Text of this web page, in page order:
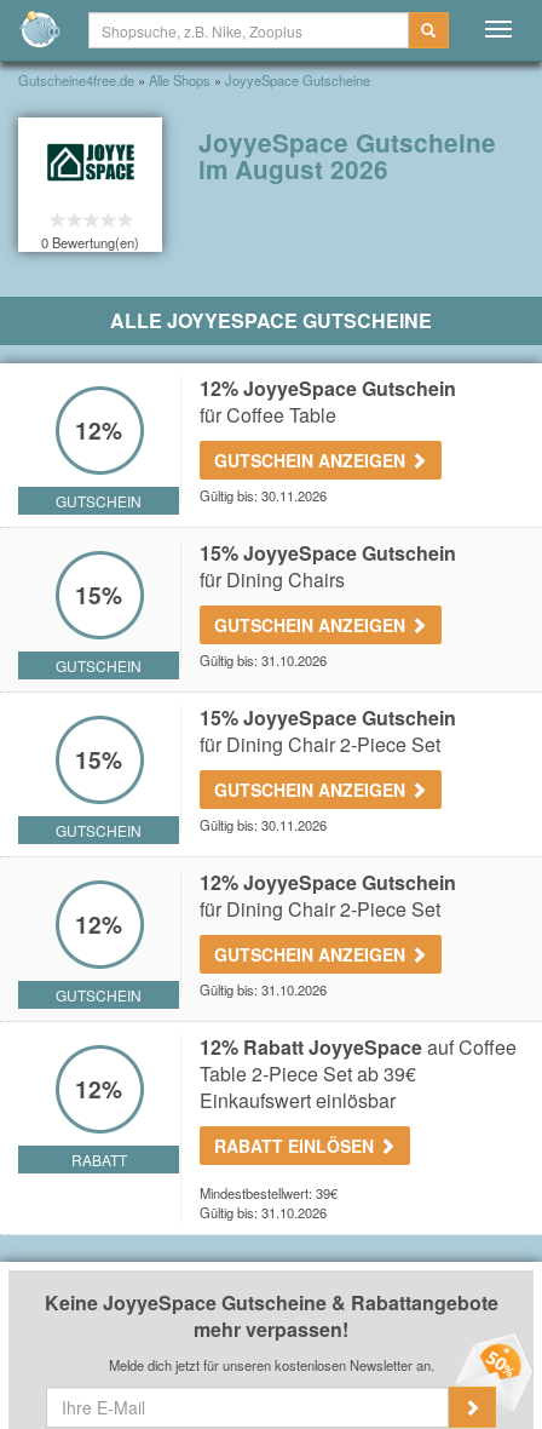
Gutscheine4free.de » Alle Shops » JoyyeSpace Gutscheine
0 Bewertung(en)
JoyyeSpace Gutscheine
im August 2026
ALLE JOYYESPACE GUTSCHEINE
12%
GUTSCHEIN
12% JoyyeSpace Gutschein
für Coffee Table
GUTSCHEIN ANZEIGEN
Gültig bis: 30.11.2026
15%
GUTSCHEIN
15% JoyyeSpace Gutschein
für Dining Chairs
GUTSCHEIN ANZEIGEN
Gültig bis: 31.10.2026
15%
GUTSCHEIN
15% JoyyeSpace Gutschein
für Dining Chair 2-Piece Set
GUTSCHEIN ANZEIGEN
Gültig bis: 30.11.2026
12%
GUTSCHEIN
12% JoyyeSpace Gutschein
für Dining Chair 2-Piece Set
GUTSCHEIN ANZEIGEN
Gültig bis: 31.10.2026
12%
RABATT
12% Rabatt JoyyeSpaceauf Coffee
Table 2-Piece Set ab 39€
Einkaufswert einlösbar
RABATT EINLÖSEN
Mindestbestellwert: 39€
Gültig bis: 31.10.2026
Keine JoyyeSpace Gutscheine & Rabattangebote
mehr verpassen!
Melde dich jetzt für unseren kostenlosen Newsletter an.